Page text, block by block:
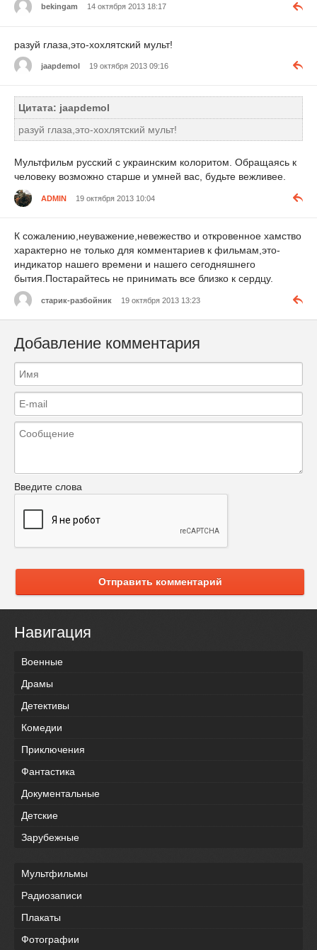
bekingam 14 октября 2013 18:17
разуй глаза,это-хохлятский мульт!
jaapdemol 19 октября 2013 09:16
Цитата: jaapdemol
разуй глаза,это-хохлятский мульт!
Мультфильм русский с украинским колоритом. Обращаясь к
человеку возможно старше и умней вас, будьте вежливее.
ADMIN 19 октября 2013 10:04
К сожалению,неуважение,невежество и откровенное хамство
характерно не только для комментариев к фильмам,это-
индикатор нашего времени и нашего сегодняшнего
бытия.Постарайтесь не принимать все близко к сердцу.
старик-разбойник 19 октября 2013 13:23
Добавление комментария
Введите слова
Отправить комментарий
Навигация
Военные
Драмы
Детективы
Комедии
Приключения
Фантастика
Документальные
Детские
Зарубежные
Мультфильмы
Радиозаписи
Плакаты
Фотографии